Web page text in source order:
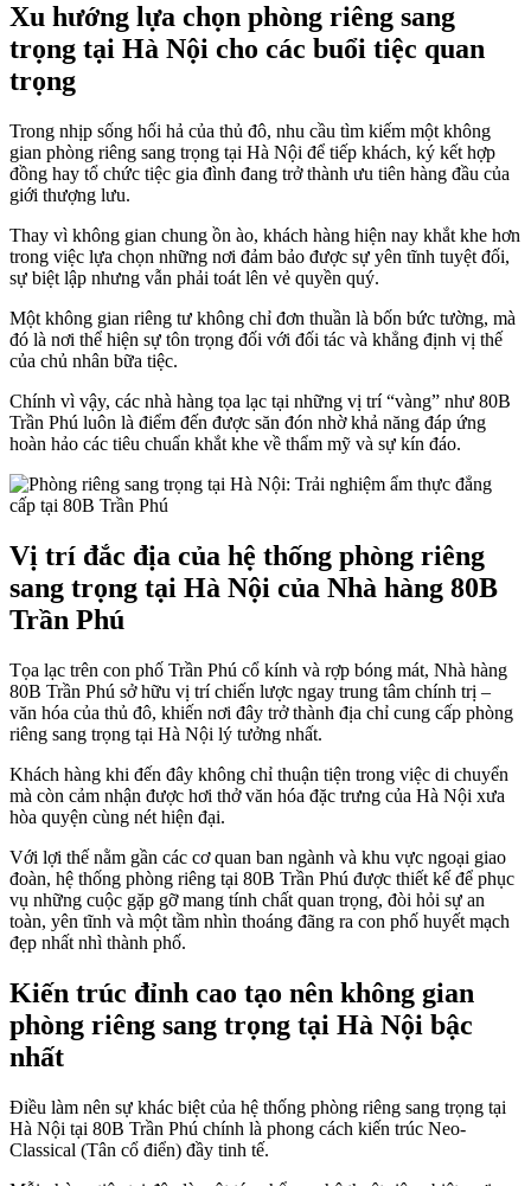
Xu hướng lựa chọn phòng riêng sang
trọng tại Hà Nội cho các buổi tiệc quan
trọng
Trong nhịp sống hối hả của thủ đô, nhu cầu tìm kiếm một không
gian phòng riêng sang trọng tại Hà Nội để tiếp khách, ký kết hợp
đồng hay tổ chức tiệc gia đình đang trở thành ưu tiên hàng đầu của
giới thượng lưu.
Thay vì không gian chung ồn ào, khách hàng hiện nay khắt khe hơn
trong việc lựa chọn những nơi đảm bảo được sự yên tĩnh tuyệt đối,
sự biệt lập nhưng vẫn phải toát lên vẻ quyền quý.
Một không gian riêng tư không chỉ đơn thuần là bốn bức tường, mà
đó là nơi thể hiện sự tôn trọng đối với đối tác và khẳng định vị thế
của chủ nhân bữa tiệc.
Chính vì vậy, các nhà hàng tọa lạc tại những vị trí “vàng” như 80B
Trần Phú luôn là điểm đến được săn đón nhờ khả năng đáp ứng
hoàn hảo các tiêu chuẩn khắt khe về thẩm mỹ và sự kín đáo.
Vị trí đắc địa của hệ thống phòng riêng
sang trọng tại Hà Nội của Nhà hàng 80B
Trần Phú
Tọa lạc trên con phố Trần Phú cổ kính và rợp bóng mát, Nhà hàng
80B Trần Phú sở hữu vị trí chiến lược ngay trung tâm chính trị –
văn hóa của thủ đô, khiến nơi đây trở thành địa chỉ cung cấp phòng
riêng sang trọng tại Hà Nội lý tưởng nhất.
Khách hàng khi đến đây không chỉ thuận tiện trong việc di chuyển
mà còn cảm nhận được hơi thở văn hóa đặc trưng của Hà Nội xưa
hòa quyện cùng nét hiện đại.
Với lợi thế nằm gần các cơ quan ban ngành và khu vực ngoại giao
đoàn, hệ thống phòng riêng tại 80B Trần Phú được thiết kế để phục
vụ những cuộc gặp gỡ mang tính chất quan trọng, đòi hỏi sự an
toàn, yên tĩnh và một tầm nhìn thoáng đãng ra con phố huyết mạch
đẹp nhất nhì thành phố.
Kiến trúc đỉnh cao tạo nên không gian
phòng riêng sang trọng tại Hà Nội bậc
nhất
Điều làm nên sự khác biệt của hệ thống phòng riêng sang trọng tại
Hà Nội tại 80B Trần Phú chính là phong cách kiến trúc Neo-
Classical (Tân cổ điển) đầy tinh tế.